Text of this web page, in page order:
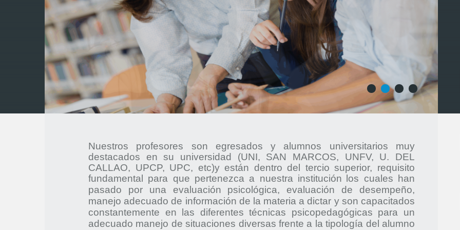
2 4
Nuestros profesores son egresados y alumnos universitarios muy
destacados en su universidad (UNI, SAN MARCOS, UNFV, U. DEL
CALLAO, UPCP, UPC, etc)y están dentro del tercio superior, requisito
fundamental para que pertenezca a nuestra institución
los cuales han
pasado por una evaluación psicológica, evaluación de desempeño,
manejo adecuado de información de la materia a dictar y son capacitados
constantemente en las diferentes técnicas psicopedagógicas para un
adecuado manejo de situaciones diversas frente a la tipología del alumno